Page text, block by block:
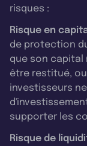
risques :
Risque en
de protection
que son capital
être restitué,
investisseurs
supporter les
Risque de